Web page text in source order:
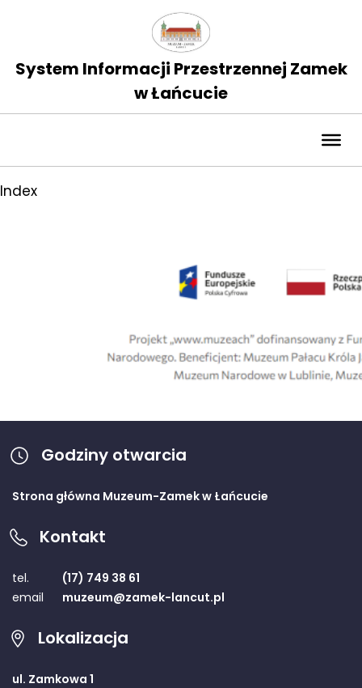
System Informacji Przestrzennej Zamek
w Łańcucie
Index
Godziny otwarcia
Strona główna Muzeum-Zamek w Łańcucie
Kontakt
tel.
(17) 749 38 61
email
muzeum@zamek-lancut.pl
Lokalizacja
ul. Zamkowa 1